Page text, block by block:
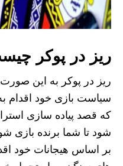
ریز در پوکر
ریز در پوکر به این
سیاست بازی خود اقدام
که قصد پیاده سازی
شود تا شما برنده بازی
بر اساس هیجانات خود